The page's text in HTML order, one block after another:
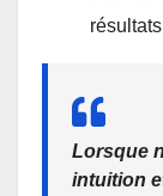
Lorsque
intuition